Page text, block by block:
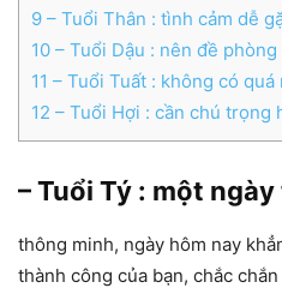
9 – Tuổi Thân : tình cảm dễ
10 – Tuổi Dậu : nên đề
11 – Tuổi Tuất : không có
12 – Tuổi Hợi : cần chú trọng
– Tuổi Tý : một
thông minh, ngày hôm nay
thành công của bạn, chắc